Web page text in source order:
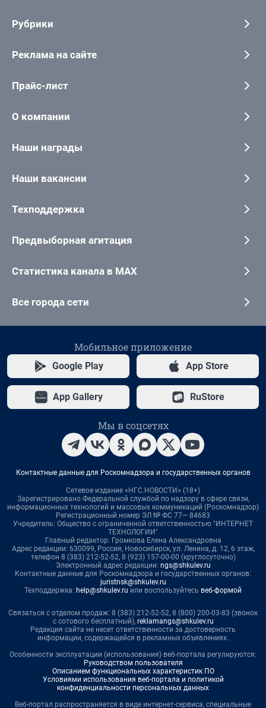
Рубрики
Реклама на сайте
Прайс-лист
О компании
Наши награды
Наши вакансии
Техподдержка
Предвыборная агитация
Статистика канала в MAX
Все города сети
Мобильное приложение
Google Play App Store
App Gallery RuStore
Мы в соцсетях
Контактные данные для Роскомнадзора и государственных органов
Сетевое издание «НГС.НОВОСТИ» (18+)
Зарегистрировано Федеральной службой по надзору в сфере связи,
информационных технологий и массовых коммуникаций (Роскомнадзор)
Регистрационный номер ЭЛ № ФС 77— 84683
Учредитель: Общество с ограниченной ответственностью "ИНТЕРНЕТ
ТЕХНОЛОГИИ"
Главный редактор: Громкова Елена Александровна
Адрес редакции: 630099, Россия, Новосибирск, ул. Ленина, д. 12, 6 этаж,
телефон 8 (383) 212-52-52, 8 (923) 157-00-00 (круглосуточно)
Электронный адрес редакции: ngs@shkulev.ru
Контактные данные для Роскомнадзора и государственных органов:
juristnsk@shkulev.ru
Техподдержка: help@shkulev.ru или воспользуйтесь веб-формой
Связаться с отделом продаж: 8 (383) 212-52-52, 8 (800) 200-03-83 (звонок
с сотового бесплатный), reklamangs@shkulev.ru
Редакция сайта не несет ответственности за достоверность
информации, содержащейся в рекламных объявлениях.
Особенности эксплуатации (использования) веб-портала регулируются:
Руководством пользователя
Описанием функциональных характеристик ПО
Условиями использования веб-портала и политикой
конфиденциальности персональных данных
Веб-портал распространяется в виде интернет-сервиса, специальные